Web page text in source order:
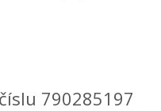
790285197